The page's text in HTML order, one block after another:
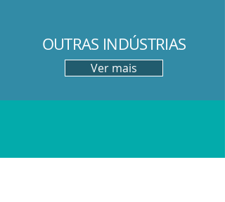
OUTRAS INDÚSTRIAS
Ver mais